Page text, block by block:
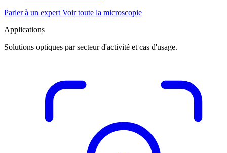
Parler à un expert Voir toute la microscopie
Applications
Solutions optiques par secteur d'activité et cas d'usage.